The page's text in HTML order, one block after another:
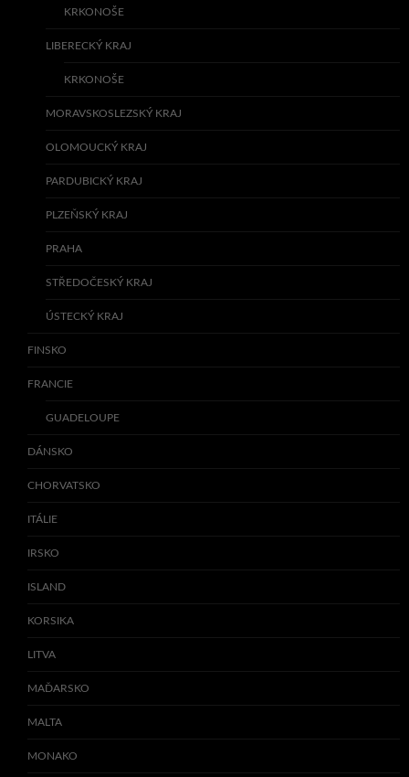
KRKONOŠE
LIBERECKÝ KRAJ
KRKONOŠE
MORAVSKOSLEZSKÝ KRAJ
OLOMOUCKÝ KRAJ
PARDUBICKÝ KRAJ
PLZEŇSKÝ KRAJ
PRAHA
STŘEDOČESKÝ KRAJ
ÚSTECKÝ KRAJ
FINSKO
FRANCIE
GUADELOUPE
DÁNSKO
CHORVATSKO
ITÁLIE
IRSKO
ISLAND
KORSIKA
LITVA
MAĎARSKO
MALTA
MONAKO